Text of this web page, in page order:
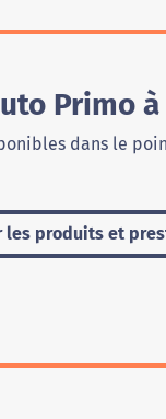
Primo à
dans le
les produits et